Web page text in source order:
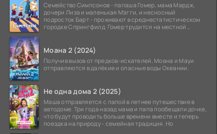
Семейство Симпсонов - папаша Гомер, мама Мардж,
дочери Лиза и маленькая Мэгги, и несносный
подросток Барт - проживают в среднестатистическом
городке Спрингфилд. Гомер трудится на местной
Моана 2 (2024)
Получив вызов от предков-искателей, Моана и Мауи
отправляются в далёкие и опасные воды Океании.
Не одна дома 2 (2025)
Маша отправляется с папой в летнее путешествие в
автодоме. Три года назад мама и папа пообещали дочке,
что будут проводить больше времени вместе и теперь
поездка на природу - семейная традиция. Но